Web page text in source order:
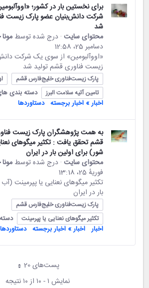
برای نخستین بار در کشور؛
شرکت دانش‌بنیان عضو پارک زیست
شد
محتوای سایت · درج شده توسط
دسامبر 25،‏ 12:58
«اووآلبومین» از سوی یک شرکت
زیست فناوری قشم تولید شد
پارک زیست‌فناوری خلیج‌فارس قشم
تامین آتیه سلامت البرز
دسته بندی
اخبار » اخبار برجسته دستاوردها
به همت پژوهشگران پارک زیست
قشم تحقق یافت : تکثیر میگوهای
شور) برای اولین بار در ایران
محتوای سایت · درج شده توسط
فوریهٔ 25،‏ 13:18
تکثیر میگوهای نعنایی یا پپرمینت
بار در ایران
پارک زیست‌فناوری خلیج‌فارس قشم
تکثیر میگوهای نعنایی یا پپرمینت
اخبار اخبار » اخبار برجسته دستاوردها
پست‌‌های 20هر صفحه
نمایش ۱ - ۱۰ از ۱۰ نتیجه